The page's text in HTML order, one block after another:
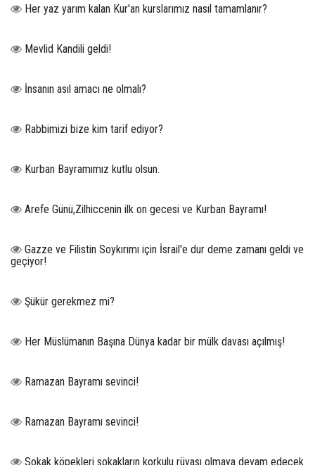
Her yaz yarım kalan Kur'an kurslarımız nasıl tamamlanır?
Mevlid Kandili geldi!
İnsanın asıl amacı ne olmalı?
Rabbimizi bize kim tarif ediyor?
Kurban Bayramımız kutlu olsun.
Arefe Günü,Zilhiccenin ilk on gecesi ve Kurban Bayramı!
Gazze ve Filistin Soykırımı için İsrail'e dur deme zamanı geldi ve
geçiyor!
Şükür gerekmez mi?
Her Müslümanın Başına Dünya kadar bir mülk davası açılmış!
Ramazan Bayramı sevinci!
Ramazan Bayramı sevinci!
Sokak köpekleri sokakların korkulu rüyası olmaya devam edecek